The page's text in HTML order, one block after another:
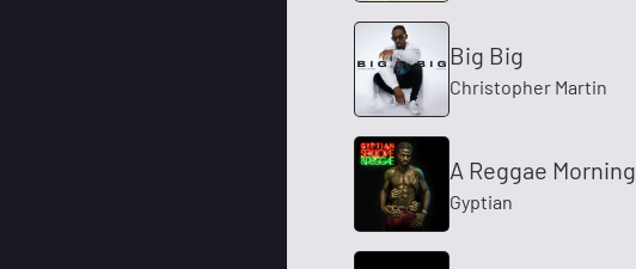
Big Big
Christopher Martin
A Reggae Morning
Gyptian